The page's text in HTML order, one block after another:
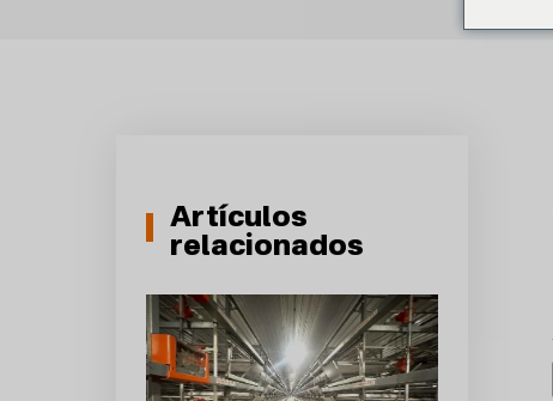
Artículos
relacionados